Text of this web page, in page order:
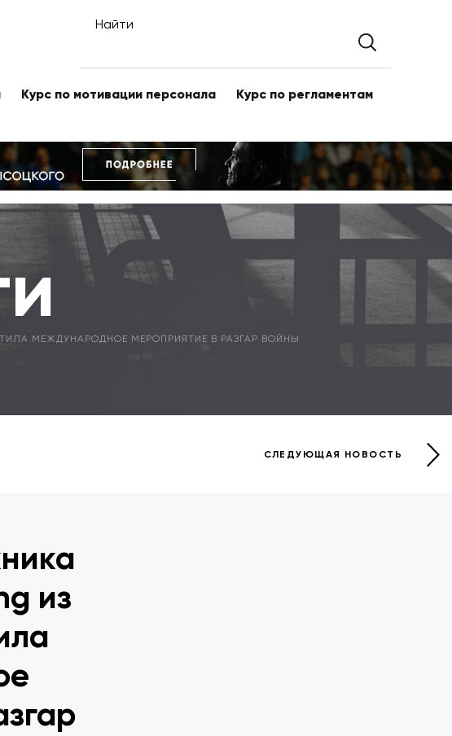
Найти
Курс по мотивации персонала
Курс по регламентам
МЕЖДУНАРОДНОЕ МЕРОПРИЯТИЕ В РАЗГАР ВОЙНЫ
СЛЕДУЮЩАЯ НОВОСТЬ
из